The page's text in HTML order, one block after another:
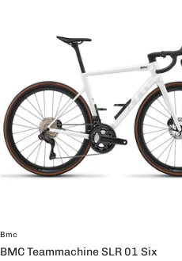
Bmc
BMC Teammachine SLR 01 Six